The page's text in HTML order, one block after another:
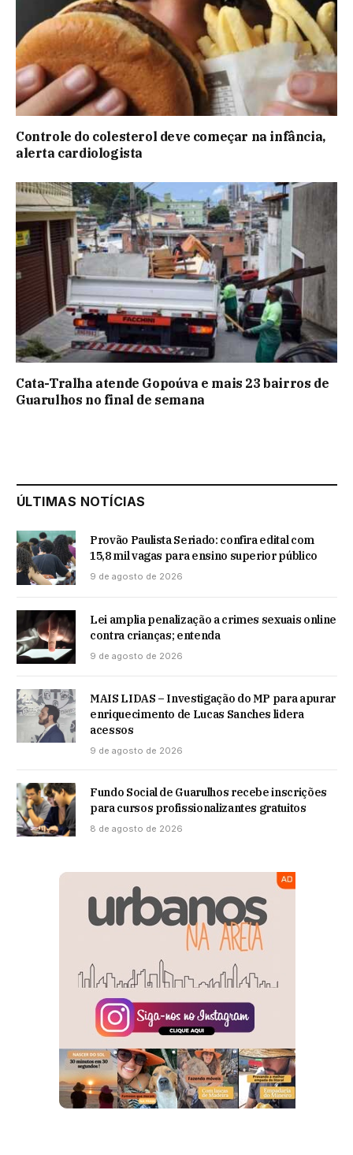
Controle do colesterol deve começar na infância,
alerta cardiologista
Cata-Tralha atende Gopoúva e mais 23 bairros de
Guarulhos no final de semana
ÚLTIMAS NOTÍCIAS
Provão Paulista Seriado: confira edital com
15,8 mil vagas para ensino superior público
9 de agosto de 2026
Lei amplia penalização a crimes sexuais online
contra crianças; entenda
9 de agosto de 2026
MAIS LIDAS – Investigação do MP para apurar
enriquecimento de Lucas Sanches lidera
acessos
9 de agosto de 2026
Fundo Social de Guarulhos recebe inscrições
para cursos profissionalizantes gratuitos
8 de agosto de 2026